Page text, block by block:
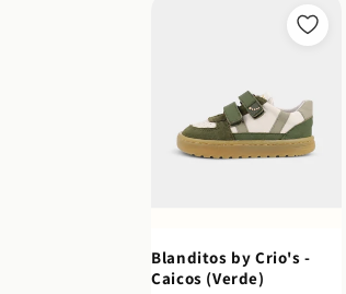
Blanditos by Crio's -
Caicos (Verde)